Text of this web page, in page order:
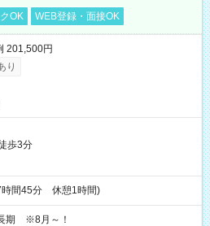
OK WEB登録・面接OK
201,500円
り
歩3分
時間45分 休憩1時間)
期 ※8月～！